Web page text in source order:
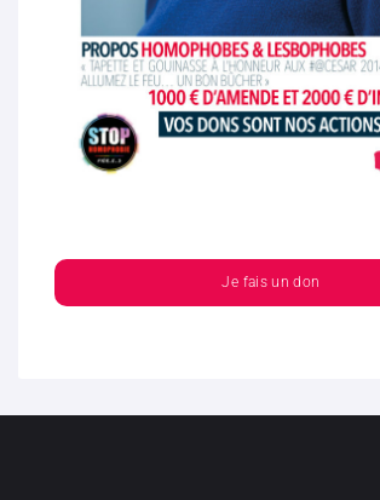
Je fais un don